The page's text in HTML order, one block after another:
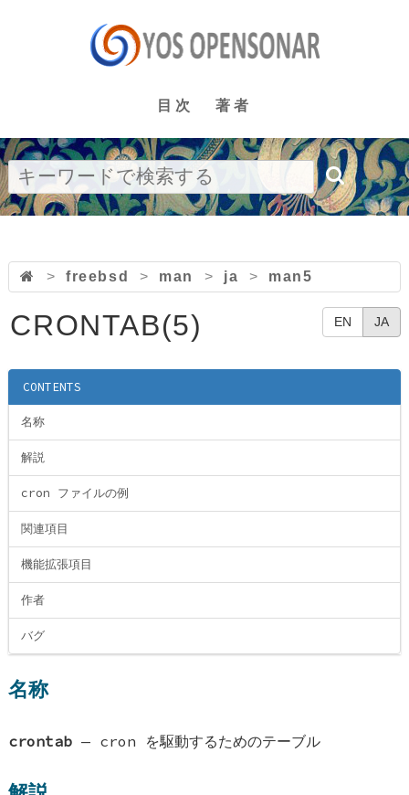
目次 著者
> freebsd > man > ja > man5
EN JA
CRONTAB(5)
CONTENTS
名称
解説
cron ファイルの例
関連項目
機能拡張項目
作者
バグ
名称
crontab — cron を駆動するためのテーブル